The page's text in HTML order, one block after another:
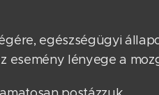
egészségügyi
esemény lényege a